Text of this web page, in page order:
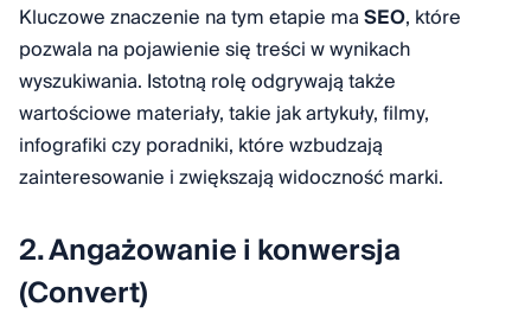
Kluczowe znaczenie na tym etapie maSEO, które
pozwala na pojawienie się treści w wynikach
wyszukiwania. Istotną rolę odgrywają także
wartościowe materiały, takie jak artykuły, filmy,
infografiki czy poradniki, które wzbudzają
zainteresowanie i zwiększają widoczność marki.
2. Angażowanie i konwersja
(Convert)